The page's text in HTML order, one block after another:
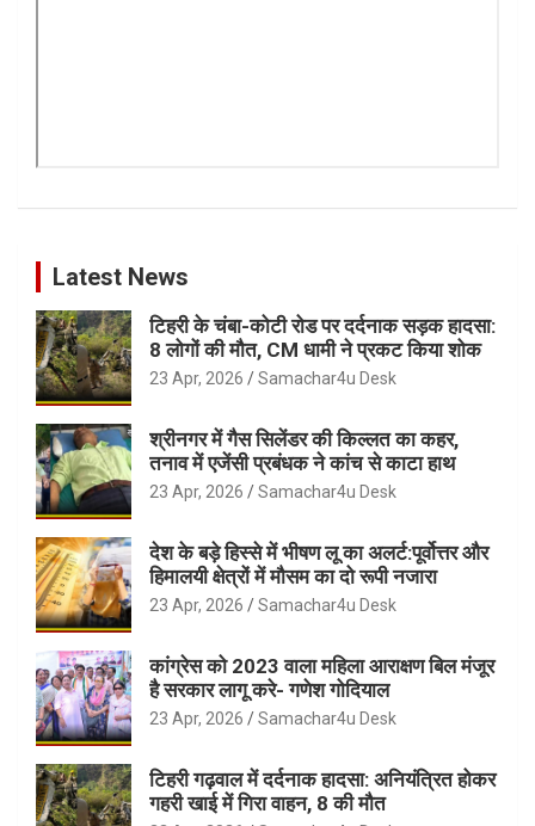
Latest News
टिहरी के चंबा-कोटी रोड पर दर्दनाक सड़क हादसा:
8 लोगों की मौत, CM धामी ने प्रकट किया शोक
23 Apr, 2026 Samachar4u Desk
श्रीनगर में गैस सिलेंडर की किल्लत का कहर,
तनाव में एजेंसी प्रबंधक ने कांच से काटा हाथ
23 Apr, 2026 Samachar4u Desk
देश के बड़े हिस्से में भीषण लू का अलर्ट:पूर्वोत्तर और
हिमालयी क्षेत्रों में मौसम का दो रूपी नजारा
23 Apr, 2026 Samachar4u Desk
कांग्रेस को 2023 वाला महिला आराक्षण बिल मंजूर
है सरकार लागू करे- गणेश गोदियाल
23 Apr, 2026 Samachar4u Desk
टिहरी गढ़वाल में दर्दनाक हादसा: अनियंत्रित होकर
गहरी खाई में गिरा वाहन, 8 की मौत